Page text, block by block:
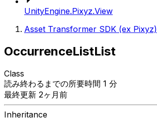
UnityEngine.Pixyz.View
Asset Transformer SDK (ex Pixyz)
OccurrenceListList
Class
読み終わるまでの所要時間 1 分
最終更新 2ヶ月前
Inheritance